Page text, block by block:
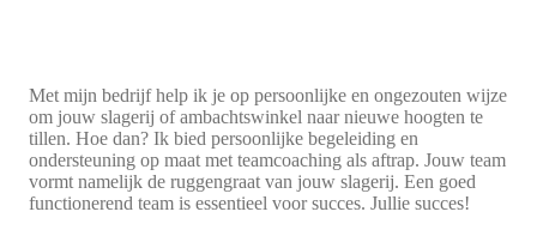
Met mijn bedrijf help ik je op persoonlijke en ongezouten wijze
om jouw slagerij of ambachtswinkel naar nieuwe hoogten te
tillen. Hoe dan? Ik bied persoonlijke begeleiding en
ondersteuning op maat met teamcoaching als aftrap. Jouw team
vormt namelijk de ruggengraat van jouw slagerij. Een goed
functionerend team is essentieel voor succes. Jullie succes!